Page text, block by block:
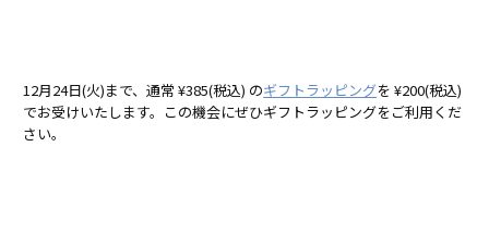
12月24日(火)まで、通常 ¥385(税込) のギフトラッピングを ¥200(税込)
でお受けいたします。この機会にぜひギフトラッピングをご利用くだ
さい。